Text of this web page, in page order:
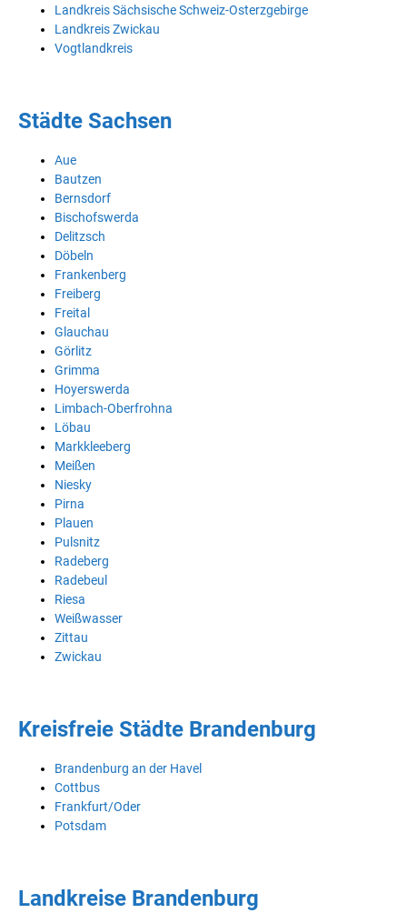
Landkreis Sächsische Schweiz-Osterzgebirge
Landkreis Zwickau
Vogtlandkreis
Städte Sachsen
Aue
Bautzen
Bernsdorf
Bischofswerda
Delitzsch
Döbeln
Frankenberg
Freiberg
Freital
Glauchau
Görlitz
Grimma
Hoyerswerda
Limbach-Oberfrohna
Löbau
Markkleeberg
Meißen
Niesky
Pirna
Plauen
Pulsnitz
Radeberg
Radebeul
Riesa
Weißwasser
Zittau
Zwickau
Kreisfreie Städte Brandenburg
Brandenburg an der Havel
Cottbus
Frankfurt/Oder
Potsdam
Landkreise Brandenburg